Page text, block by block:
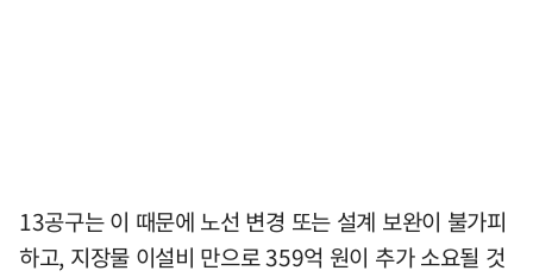
13공구는 이 때문에 노선 변경 또는 설계 보완이 불가피
하고, 지장물 이설비 만으로 359억 원이 추가 소요될 것